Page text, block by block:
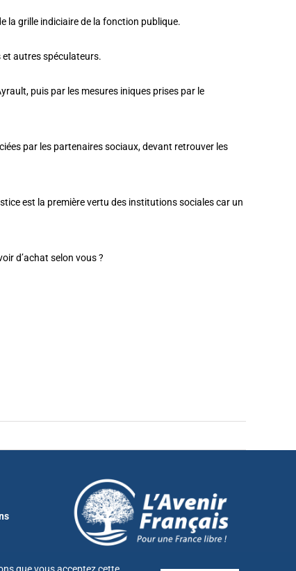
la grille indiciaire de la fonction publique.
et autres spéculateurs.
puis par les mesures iniques prises par le
par les partenaires sociaux, devant retrouver les
est la première vertu des institutions sociales car un
d’achat selon vous ?